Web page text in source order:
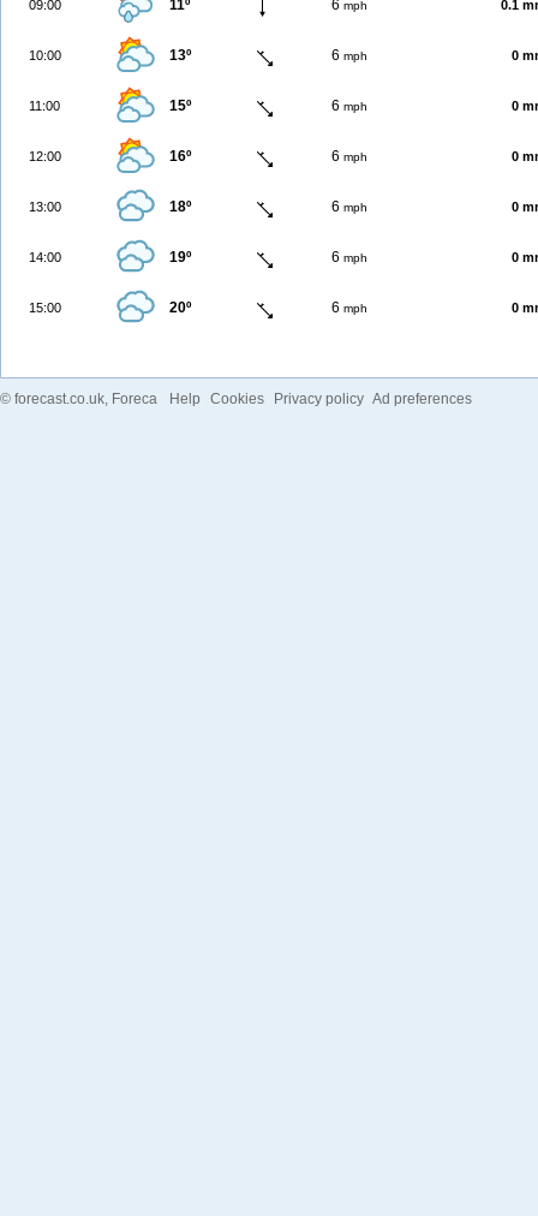
09:00 11º 6 mph 0.1
10:00 13º 6 mph 0
11:00 15º 6 mph 0
12:00 16º 6 mph 0
13:00 18º 6 mph 0
14:00 19º 6 mph 0
15:00 20º 6 mph 0
© forecast.co.uk, Foreca Help Cookies Privacy policy Ad preferences